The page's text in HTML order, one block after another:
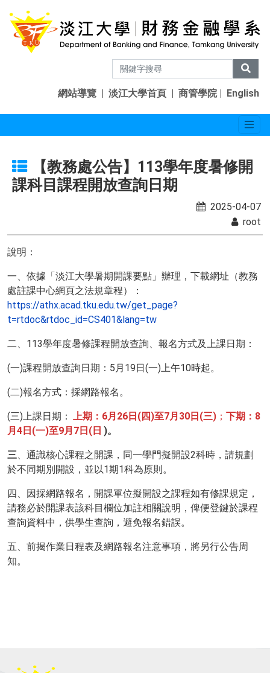
網站導覽 | 淡江大學首頁 | 商管學院| English
【教務處公告】113學年度暑修開
課科目課程開放查詢日期
2025-04-07
root
說明：
一、依據「淡江大學暑期開課要點」辦理，下載網址（教務
處註課中心網頁之法規章程）：
https://athx.acad.tku.edu.tw/get_page?
t=rtdoc&rtdoc_id=CS401&lang=tw
二、113學年度暑修課程開放查詢、報名方式及上課日期：
(一)課程開放查詢日期：5月19日(一)上午10時起。
(二)報名方式：採網路報名。
(三)上課日期： 上期：6月26日(四)至7月30日(三) ； 下期：8
月4日(一)至9月7日(日 )。
三 、通識核心課程之開課，同一學門擬開設2科時，請規劃
於不同期別開設，並以1期1科為原則。
四、因採網路報名，開課單位擬開設之課程如有修課規定，
請務必於開課表該科目欄位加註相關說明，俾便登鍵於課程
查詢資料中，供學生查詢，避免報名錯誤。
五、前揭作業日程表及網路報名注意事項，將另行公告周
知。